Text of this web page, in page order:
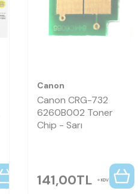
Canon
Canon CRG-732
6260B002 Toner
Chip - Sarı
141,00TL KDV